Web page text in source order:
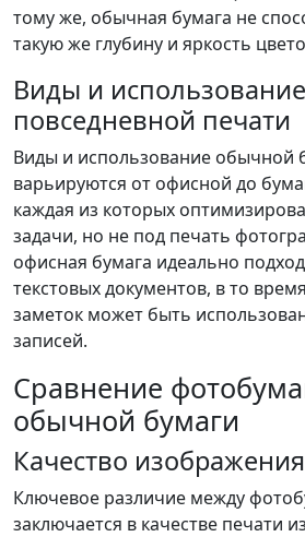
тому же, обычная бумага не
такую же глубину и яркость
Виды и
повседневной печати
Виды и использование обычной
варьируются от офисной до
каждая из которых
задачи, но не под печать
офисная бумага идеально
текстовых документов, в то
заметок может быть
записей.
Сравнение
обычной бумаги
Качество изображения
Ключевое различие между
заключается в качестве печати